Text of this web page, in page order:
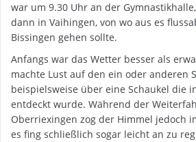
war um 9.30 Uhr an der
dann in Vaihingen, von wo aus es
Bissingen gehen sollte.
Anfangs war das Wetter besser als
machte Lust auf den ein oder anderen
beispielsweise über eine Schaukel die
entdeckt wurde. Während der
Oberriexingen zog der Himmel jedoch
es fing schließlich sogar leicht an zu